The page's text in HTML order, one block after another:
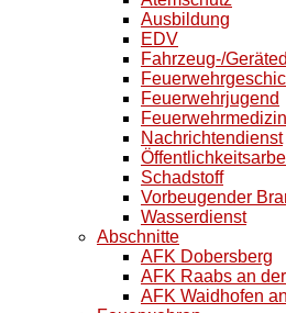
Ausbildung
EDV
Fahrzeug-/
Feuerwehrjugend
Nachrichtendienst
Schadstoff
Vorbeugender
Wasserdienst
Abschnitte
AFK Dobersberg
AFK Raabs an
AFK Waidhofen